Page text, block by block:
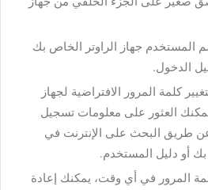
المستخدم جهاز الراوتر الخاص بك
الدخول.
كلمة المرور الافتراضية لجهاز
العثور على معلومات تسجيل
طريق البحث على الإنترنت في
أو دليل المستخدم.
المرور في أي وقت، يمكنك إعادة